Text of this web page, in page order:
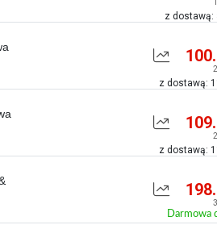
z dostawą:
z dostawą:
z dostawą:
Darmowa